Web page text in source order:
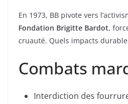
En 1973, BB pivote vers
Fondation Brigitte Bardot,
cruauté. Quels impacts
Combats
Interdiction des